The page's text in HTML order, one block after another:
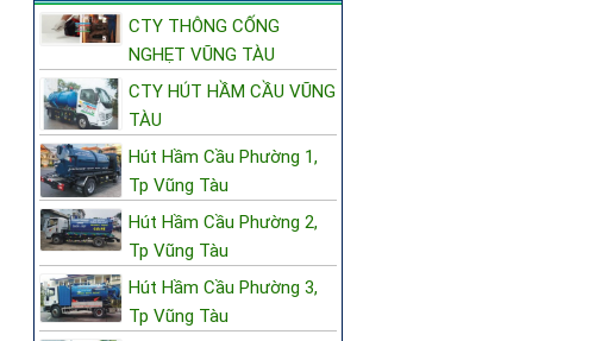
CTY THÔNG CỐNG
NGHẸT VŨNG TÀU
CTY HÚT HẦM CẦU VŨNG
TÀU
Hút Hầm Cầu Phường 1,
Tp Vũng Tàu
Hút Hầm Cầu Phường 2,
Tp Vũng Tàu
Hút Hầm Cầu Phường 3,
Tp Vũng Tàu